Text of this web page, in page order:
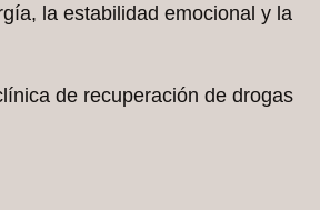
la estabilidad emocional y la
de recuperación de drogas